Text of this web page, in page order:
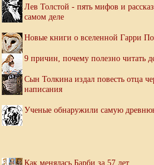
Лев Толстой - пять мифов и
самом деле
Новые книги о вселенной Гарри
9 причин, почему полезно читать
Сын Толкина издал повесть отца
написания
Ученые обнаружили самую
Как менялась Барби за 57 лет